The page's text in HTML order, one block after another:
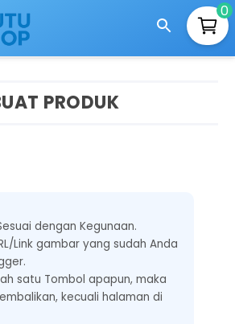
0
PRODUK
dengan Kegunaan.
Link gambar yang sudah Anda
satu Tombol apapun, maka
kecuali halaman di